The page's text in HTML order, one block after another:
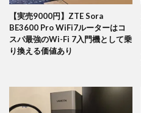
【実売9000円】ZTE Sora
BE3600 Pro WiFi7ルーターはコ
スパ最強のWi-Fi 7入門機として乗
り換える価値あり